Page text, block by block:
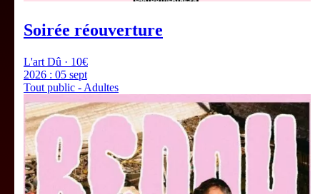
Soirée réouverture
L'art Dû · 10€
2026 : 05 sept
Tout public - Adultes